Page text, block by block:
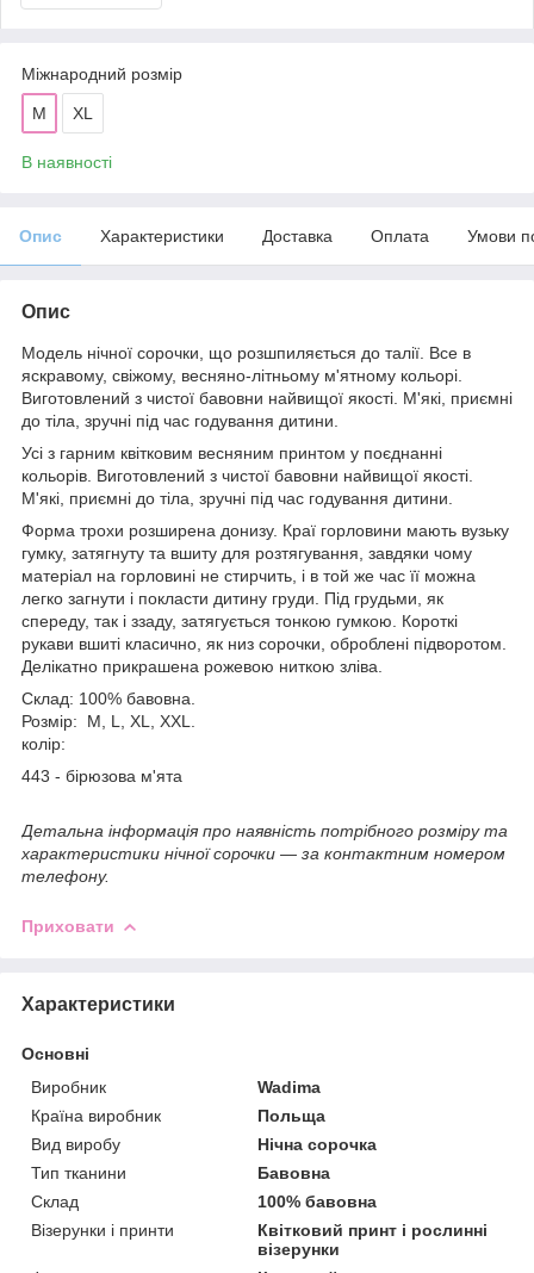
Міжнародний розмір
M XL
В наявності
Опис Характеристики Доставка Оплата Умови
Опис
Модель нічної сорочки, що розшпиляється до талії. Все в
яскравому, свіжому, весняно-літньому м'ятному кольорі.
Виготовлений з чистої бавовни найвищої якості. М'які, приємні
до тіла, зручні під час годування дитини.
Усі з гарним квітковим весняним принтом у поєднанні
кольорів. Виготовлений з чистої бавовни найвищої якості.
М'які, приємні до тіла, зручні під час годування дитини.
Форма трохи розширена донизу. Краї горловини мають вузьку
гумку, затягнуту та вшиту для розтягування, завдяки чому
матеріал на горловині не стирчить, і в той же час її можна
легко загнути і покласти дитину груди. Під грудьми, як
спереду, так і ззаду, затягується тонкою гумкою. Короткі
рукави вшиті класично, як низ сорочки, оброблені підворотом.
Делікатно прикрашена рожевою ниткою зліва.
Склад: 100% бавовна.
Розмір: M, L, XL, XXL.
колір:
443 - бірюзова м'ята
Детальна інформація про наявність потрібного розміру та
характеристики нічної сорочки ― за контактним номером
телефону.
Приховати
Характеристики
Основні
Виробник
Wadima
Країна виробник
Польща
Вид виробу
Нічна сорочка
Тип тканини
Бавовна
Склад
100% бавовна
Візерунки і принти
Квітковий принт і рослинні
візерунки